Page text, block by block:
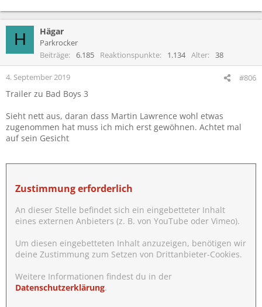
H Hägar
Parkrocker
Beiträge
6.185 Reaktionspunkte 1.134 Alter 38
4. September 2019 #806
Trailer zu Bad Boys 3
Sieht nett aus, daran dass Martin Lawrence wohl etwas
zugenommen hat muss ich mich erst gewöhnen. Achtet mal
auf sein Gesicht
Zustimmung erforderlich
An dieser Stelle befindet sich ein eingebetteter Inhalt
eines externen Anbieters (z. B. von YouTube oder Vimeo).
Um diesen eingebetteten Inhalt anzuzeigen, benötigen wir
deine Zustimmung zum Setzen von Drittanbieter-Cookies.
Weitere Informationen findest du in der
Datenschutzerklärung.